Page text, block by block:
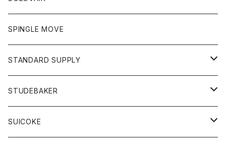
トレーナー
ショートパンツ
スカート
レディース
スカート
Tシャツ
アクセサリー
バック
グローブ
トップス
カットソー
カーディガン
ボトム
ショートパンツ
パンツ
レディース
カットソー
チノパン
ポロシャツ
ベスト
靴
ワンピース
トップス
カットソー
ボトム
パンツ
SPINGLE MOVE
STANDARD SUPPLY
財布
バッグ
STUDEBAKER
アクセサリー
SUICOKE